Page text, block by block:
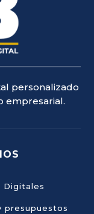
personalizado
empresarial.
Digitales
presupuestos